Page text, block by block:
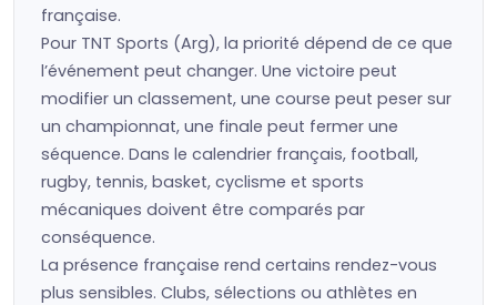
française.
Pour TNT Sports (Arg), la priorité dépend de ce que
l’événement peut changer. Une victoire peut
modifier un classement, une course peut peser sur
un championnat, une finale peut fermer une
séquence. Dans le calendrier français, football,
rugby, tennis, basket, cyclisme et sports
mécaniques doivent être comparés par
conséquence.
La présence française rend certains rendez-vous
plus sensibles. Clubs, sélections ou athlètes en